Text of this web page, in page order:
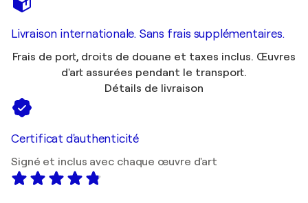
Livraison internationale. Sans frais supplémentaires.
Frais de port, droits de douane et taxes inclus. Œuvres
d'art assurées pendant le transport.
Détails de livraison
Certificat d'authenticité
Signé et inclus avec chaque œuvre d'art